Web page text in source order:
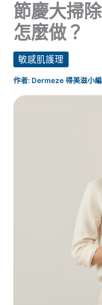
節慶大掃
怎麼做？
敏感肌護理
作者: Dermeze 得美滋小編